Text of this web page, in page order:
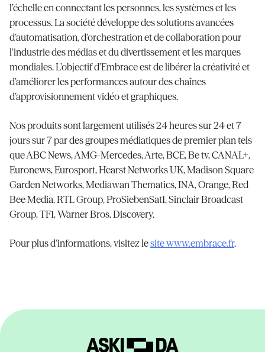
l’échelle en connectant les personnes, les systèmes et les
processus. La société développe des solutions avancées
d’automatisation, d’orchestration et de collaboration pour
l’industrie des médias et du divertissement et les marques
mondiales. L’objectif d’Embrace est de libérer la créativité et
d’améliorer les performances autour des chaînes
d’approvisionnement vidéo et graphiques.
Nos produits sont largement utilisés 24 heures sur 24 et 7
jours sur 7 par des groupes médiatiques de premier plan tels
que ABC News, AMG-Mercedes, Arte, BCE, Be tv, CANAL+,
Euronews, Eurosport, Hearst Networks UK, Madison Square
Garden Networks, Mediawan Thematics, INA, Orange, Red
Bee Media, RTL Group, ProSiebenSat1, Sinclair Broadcast
Group, TF1, Warner Bros. Discovery.
Pour plus d’informations, visitez lesite www.embrace.fr.